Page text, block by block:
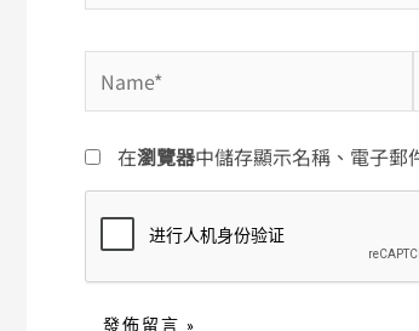
在瀏覽器中儲存顯示名稱、電子郵